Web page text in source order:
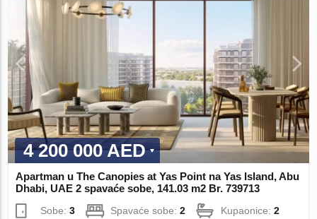
4 200 000 AED
Apartman u The Canopies at Yas Point na Yas Island, Abu
Dhabi, UAE 2 spavaće sobe, 141.03 m2 Br. 739713
Sobe:3 Spavaće sobe:2 Kupaonice:2